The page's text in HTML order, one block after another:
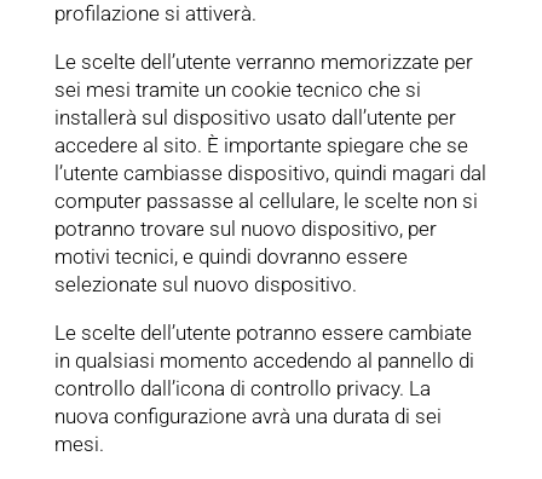
profilazione si attiverà.
Le scelte dell’utente verranno memorizzate per
sei mesi tramite un cookie tecnico che si
installerà sul dispositivo usato dall’utente per
accedere al sito. È importante spiegare che se
l’utente cambiasse dispositivo, quindi magari dal
computer passasse al cellulare, le scelte non si
potranno trovare sul nuovo dispositivo, per
motivi tecnici, e quindi dovranno essere
selezionate sul nuovo dispositivo.
Le scelte dell’utente potranno essere cambiate
in qualsiasi momento accedendo al pannello di
controllo dall’icona di controllo privacy. La
nuova configurazione avrà una durata di sei
mesi.